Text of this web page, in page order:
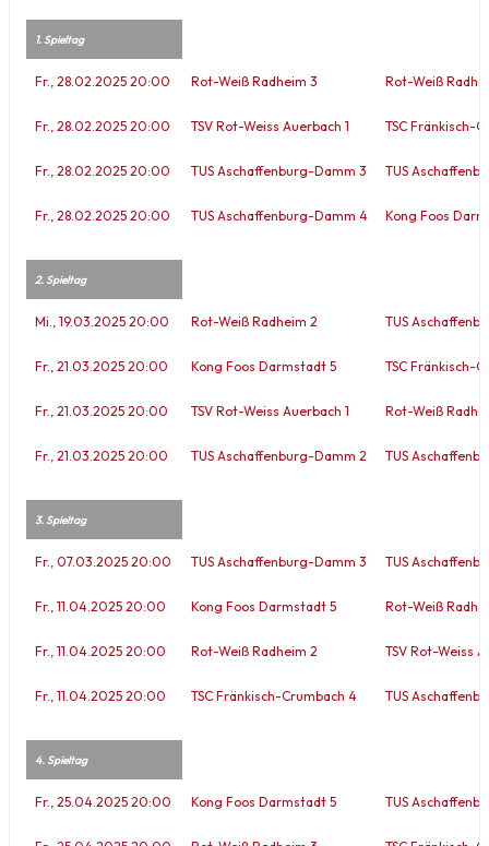
1. Spieltag
Fr., 28.02.2025 20:00 Rot-Weiß Radheim 3 Rot-Weiß
Fr., 28.02.2025 20:00 TSV Rot-Weiss Auerbach 1 TSC Fränkisch-
Fr., 28.02.2025 20:00 TUS Aschaffenburg-Damm 3 TUS
Fr., 28.02.2025 20:00 TUS Aschaffenburg-Damm 4 Kong Foos
2. Spieltag
Mi., 19.03.2025 20:00 Rot-Weiß Radheim 2 TUS
Fr., 21.03.2025 20:00 Kong Foos Darmstadt 5 TSC Fränkisch-
Fr., 21.03.2025 20:00 TSV Rot-Weiss Auerbach 1 Rot-Weiß
Fr., 21.03.2025 20:00 TUS Aschaffenburg-Damm 2 TUS
3. Spieltag
Fr., 07.03.2025 20:00 TUS Aschaffenburg-Damm 3 TUS
Fr., 11.04.2025 20:00 Kong Foos Darmstadt 5 Rot-Weiß
Fr., 11.04.2025 20:00 Rot-Weiß Radheim 2 TSV Rot-Weiss
Fr., 11.04.2025 20:00 TSC Fränkisch-Crumbach 4 TUS
4. Spieltag
Fr., 25.04.2025 20:00 Kong Foos Darmstadt 5 TUS